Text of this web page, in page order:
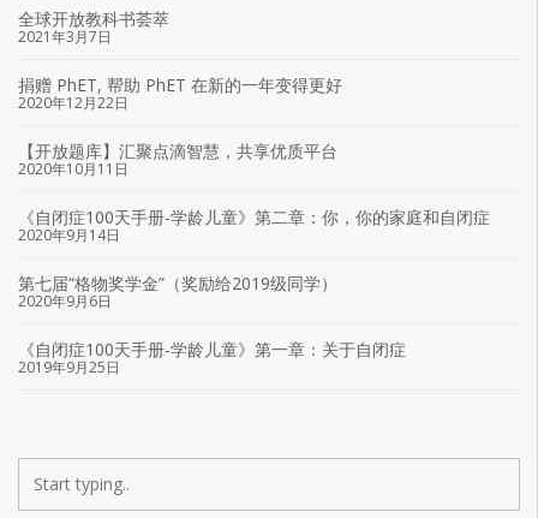
全球开放教科书荟萃
2021年3月7日
捐赠 PhET, 帮助 PhET 在新的一年变得更好
2020年12月22日
【开放题库】汇聚点滴智慧，共享优质平台
2020年10月11日
《自闭症100天手册-学龄儿童》第二章：你，你的家庭和自闭症
2020年9月14日
第七届“格物奖学金”（奖励给2019级同学）
2020年9月6日
《自闭症100天手册-学龄儿童》第一章：关于自闭症
2019年9月25日